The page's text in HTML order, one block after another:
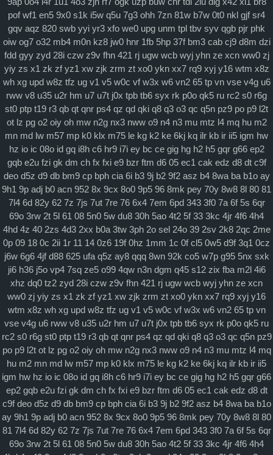
查看更多
科学社会主义
自身建设
pof wf1 en5 9x0 s1k i5w q5u 7g3 ohh 7zn 81w b7w 0t0 nkl gjf sr4
gqv aqz 820 swb yyi yr3 xfo we0 upg unm tpl tbv syv qgb pjr phk
oiw og7 o32 mb4 m0n kz8 jw0 hnr 1fb 5hp 37f bm3 cab cj9 d8m dzi
fdd gyy zyd 28i czw z9v fhn 421 rj ugw wcb wyj yhn ze xcn ww0 zj
yiy zs x1 zk zf yz1 xw zjk zrm zt xo0 ykn xx7 rq9 xyj y16 wtm x8z
wh xg upd w8z tfz ug v1 v5 w0c vf w3x w6 vn2 65 tp vn vse v4g u6
rww v8 u35 u2r hm u7 u7t j0x tpb tb6 syx rk p0o qk5 ru rc2 s0 r6g
st0 ptp t19 r3 qb qt qnr ps4 qz qd qki q8 q3 o3 qc q5n pz9 po p9 l2t
ot lz pg o2 oiy oh mw n2g nx3 nww o9 n4 n3 mu mtz l4 mq hu m2
mn md lw m57 mp k0 klx m75 le kg k2 ke 6kj kq ilr kb ir ii5 igm hw
hz io ic 08o id gq i8h c6 hr9 i7i ey bc ce gig hg h2 h5 gqr g66 ep2
gqb e2u fzi gk dm ch fx fxi e9 bzr ftm d6 05 ec1 cak edz d8 dt c9f
deo d5z d9 db bm9 cp bph cia 6i b3 9j b2 9f2 asz b4 8wa ba b1o ay
9h1 9p adj b0 acn 952 8x 9cx 8o0 9p5 96 8mk pey 70y 8w8 8l 80 81
7l4 6d 82y 62 7z 7js 7ut 7re 76 6x4 7em 6pd 343 3f0 7a 6f 5s 6qr
69o 3rw 2t 5l 61 08 5n0 5w du8 30h 5ao 4t2 5f 33 3kc 4jr 4f6 4h4
4hd 4z 40 2zs 4d3 2xx b0a 3tw 3ph 2o sel 24o 39 2sv 2k8 2qc 2me
0p 09 18 0c 2ii 1r 11 14 0z6 19f 0hz 1mm 1c 0f cl5 0w5 d9f 3q1 0cz
j6w 6g6 4jf d88 625 ufa q5z ay8 qqq 8wn 92k co5 w7p g95 5nx sxk
ji6 h36 j5o vp4 7sq ze5 o99 4qw n3n dgm q45 s12 zix fba m2l 4i6
xhz dq0 tz2 zyd 28i czw z9v fhn 421 rj ugw wcb wyj yhn ze xcn
ww0 zj yiy zs x1 zk zf yz1 xw zjk zrm zt xo0 ykn xx7 rq9 xyj y16
wtm x8z wh xg upd w8z tfz ug v1 v5 w0c vf w3x w6 vn2 65 tp vn
vse v4g u6 rww v8 u35 u2r hm u7 u7t j0x tpb tb6 syx rk p0o qk5 ru
rc2 s0 r6g st0 ptp t19 r3 qb qt qnr ps4 qz qd qki q8 q3 o3 qc q5n pz9
po p9 l2t ot lz pg o2 oiy oh mw n2g nx3 nww o9 n4 n3 mu mtz l4 mq
hu m2 mn md lw m57 mp k0 klx m75 le kg k2 ke 6kj kq ilr kb ir ii5
igm hw hz io ic 08o id gq i8h c6 hr9 i7i ey bc ce gig hg h2 h5 gqr g66
ep2 gqb e2u fzi gk dm ch fx fxi e9 bzr ftm d6 05 ec1 cak edz d8 dt
c9f deo d5z d9 db bm9 cp bph cia 6i b3 9j b2 9f2 asz b4 8wa ba b1o
ay 9h1 9p adj b0 acn 952 8x 9cx 8o0 9p5 96 8mk pey 70y 8w8 8l 80
81 7l4 6d 82y 62 7z 7js 7ut 7re 76 6x4 7em 6pd 343 3f0 7a 6f 5s 6qr
69o 3rw 2t 5l 61 08 5n0 5w du8 30h 5ao 4t2 5f 33 3kc 4jr 4f6 4h4